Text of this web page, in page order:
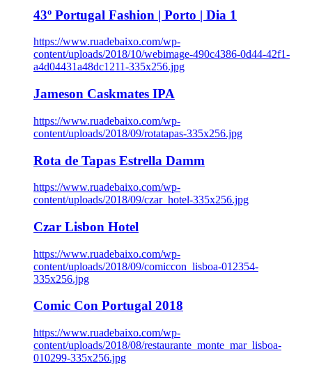
43º Portugal Fashion | Porto | Dia 1
https://www.ruadebaixo.com/wp-
content/uploads/2018/10/webimage-490c4386-0d44-42f1-
a4d04431a48dc1211-335x256.jpg
Jameson Caskmates IPA
https://www.ruadebaixo.com/wp-
content/uploads/2018/09/rotatapas-335x256.jpg
Rota de Tapas Estrella Damm
https://www.ruadebaixo.com/wp-
content/uploads/2018/09/czar_hotel-335x256.jpg
Czar Lisbon Hotel
https://www.ruadebaixo.com/wp-
content/uploads/2018/09/comiccon_lisboa-012354-
335x256.jpg
Comic Con Portugal 2018
https://www.ruadebaixo.com/wp-
content/uploads/2018/08/restaurante_monte_mar_lisboa-
010299-335x256.jpg